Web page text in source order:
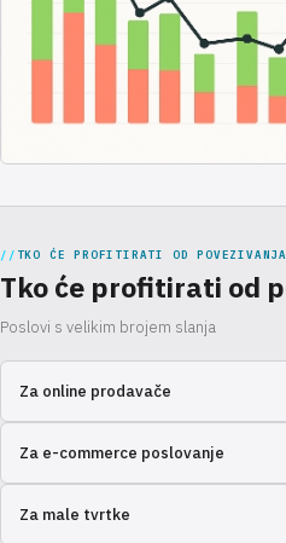
TKO ĆE PROFITIRATI OD
Tko će profitirati od
Poslovi s velikim brojem slanja
Za online prodavače
zemlje
Za e-commerce poslovanje
nepotrebnog truda
Za male tvrtke